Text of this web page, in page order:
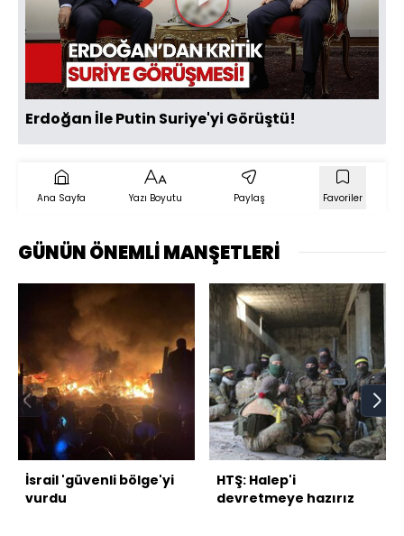
Videoyu
Oynat
Erdoğan İle Putin Suriye'yi Görüştü!
Ana Sayfa Yazı Boyutu Paylaş Favoriler
GÜNÜN ÖNEMLİ MANŞETLERİ
İsrail 'güvenli bölge'yi
vurdu
HTŞ: Halep'i
devretmeye hazırız